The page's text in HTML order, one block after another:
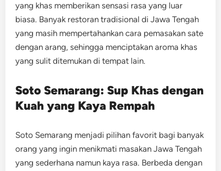
yang khas memberikan sensasi rasa yang luar
biasa. Banyak restoran tradisional di Jawa Tengah
yang masih mempertahankan cara pemasakan sate
dengan arang, sehingga menciptakan aroma khas
yang sulit ditemukan di tempat lain.
Soto Semarang: Sup Khas dengan
Kuah yang Kaya Rempah
Soto Semarang menjadi pilihan favorit bagi banyak
orang yang ingin menikmati masakan Jawa Tengah
yang sederhana namun kaya rasa. Berbeda dengan